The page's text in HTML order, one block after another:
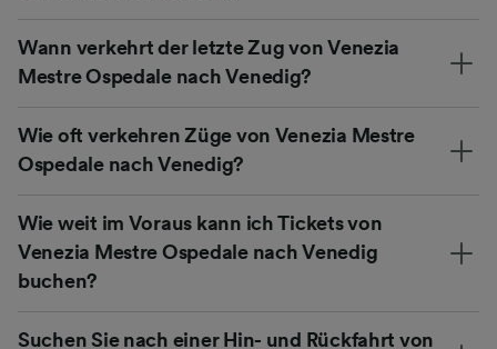
Wann verkehrt der letzte Zug von Venezia
Mestre Ospedale nach Venedig?
Wie oft verkehren Züge von Venezia Mestre
Ospedale nach Venedig?
Wie weit im Voraus kann ich Tickets von
Venezia Mestre Ospedale nach Venedig
buchen?
Suchen Sie nach einer Hin- und Rückfahrt von